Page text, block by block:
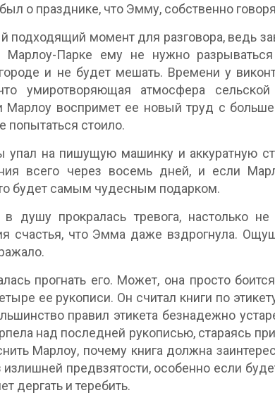
о празднике, что Эмму, собственно
подходящий момент для разговора, ведь
Марлоу-Парке ему не нужно
и не будет мешать. Времени у
умиротворяющая атмосфера
Марлоу воспримет ее новый труд с
попытаться стоило.
на пишущую машинку и аккуратную
всего через восемь дней, и если
будет самым чудесным подарком.
душу прокралась тревога, настолько
счастья, что Эмма даже вздрогнула.
прогнать его. Может, она просто
ее рукописи. Он считал книги по
правил этикета безнадежно
над последней рукописью, стараясь
Марлоу, почему книга должна
излишней предвзятости, особенно если
дергать и теребить.